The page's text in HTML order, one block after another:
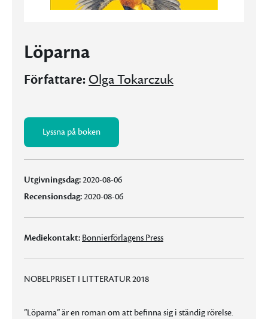
Löparna
Författare: Olga Tokarczuk
Lyssna på boken
Utgivningsdag:2020-08-06
Recensionsdag:2020-08-06
Mediekontakt: Bonnierförlagens Press
NOBELPRISET I LITTERATUR 2018
”Löparna” är en roman om att befinna sig i ständig rörelse.